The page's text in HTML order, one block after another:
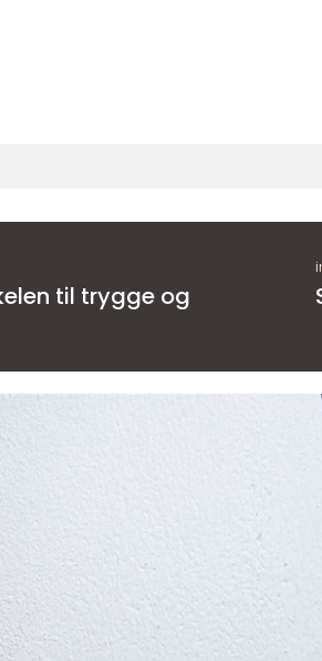
til trygge og